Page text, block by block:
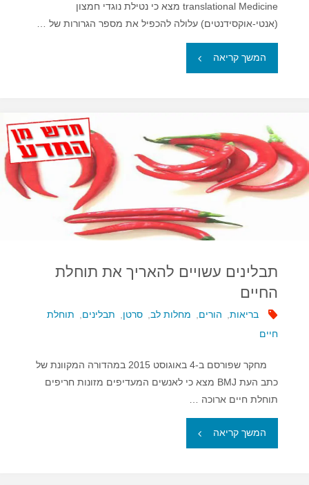
translational Medicine מצא כי נטילת נוגדי חמצון
(אנטי-אוקסידנטים) עלולה להכפיל את מספר הגרורות של …
המשך קריאה "נוגדי
התפשטותם
של
סרטניים"
תבלינים עשויים להאריך את תוחלת
החיים
בריאות, הורים, מחלות לב, סרטן, תבלינים, תוחלת
חיים
מחקר שפורסם ב-4 באוגוסט 2015 במהדורה המקוונת של
כתב העת BMJ מצא כי לאנשים המעדיפים מזונות חריפים
תוחלת חיים ארוכה …
המשך קריאה "תבלינים